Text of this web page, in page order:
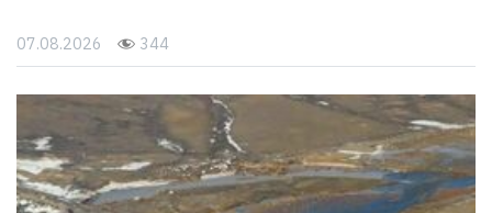
07.08.2026 344